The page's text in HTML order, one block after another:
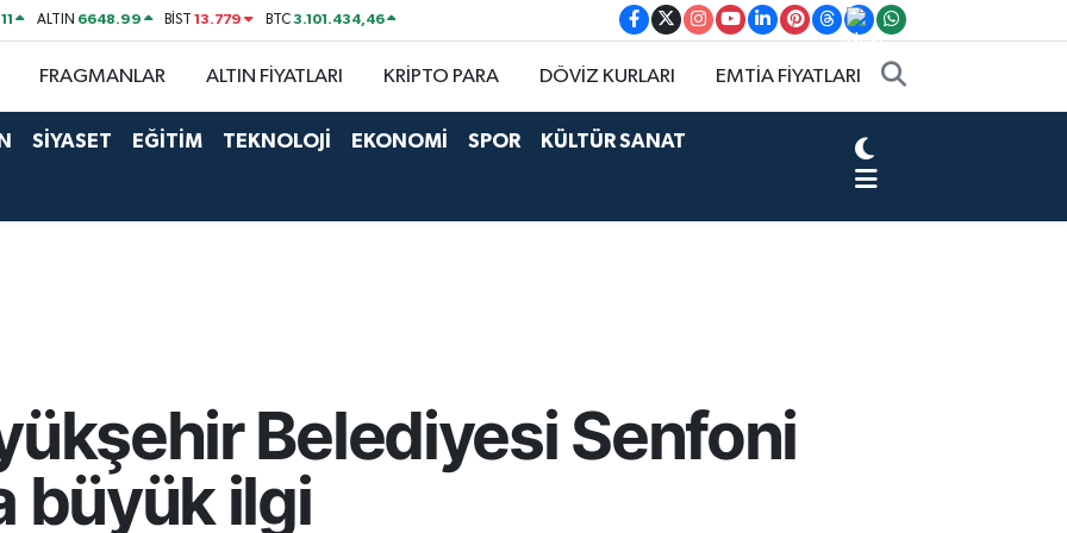
ALTIN 6648.99 BİST13.779 BTC3.101.434,46
FRAGMANLAR ALTIN FİYATLARI KRİPTO PARA DÖVİZ KURLARI EMTİA FİYATLARI
SİYASET EĞİTİM TEKNOLOJİ EKONOMİ SPOR KÜLTÜR SANAT
Belediyesi Senfoni
büyük ilgi